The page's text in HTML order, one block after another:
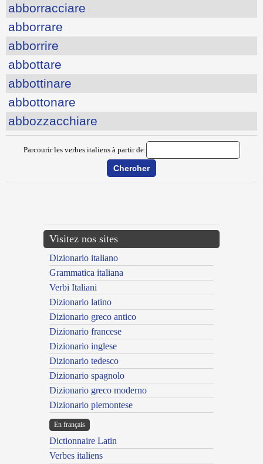
abborracciare
abborrare
abborrire
abbottare
abbottinare
abbottonare
abbozzacchiare
Parcourir les verbes italiens à partir de:
Visitez nos sites
Dizionario italiano
Grammatica italiana
Verbi Italiani
Dizionario latino
Dizionario greco antico
Dizionario francese
Dizionario inglese
Dizionario tedesco
Dizionario spagnolo
Dizionario greco moderno
Dizionario piemontese
En français
Dictionnaire Latin
Verbes italiens